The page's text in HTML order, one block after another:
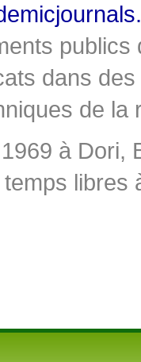
dans
de
à Dori,
libres